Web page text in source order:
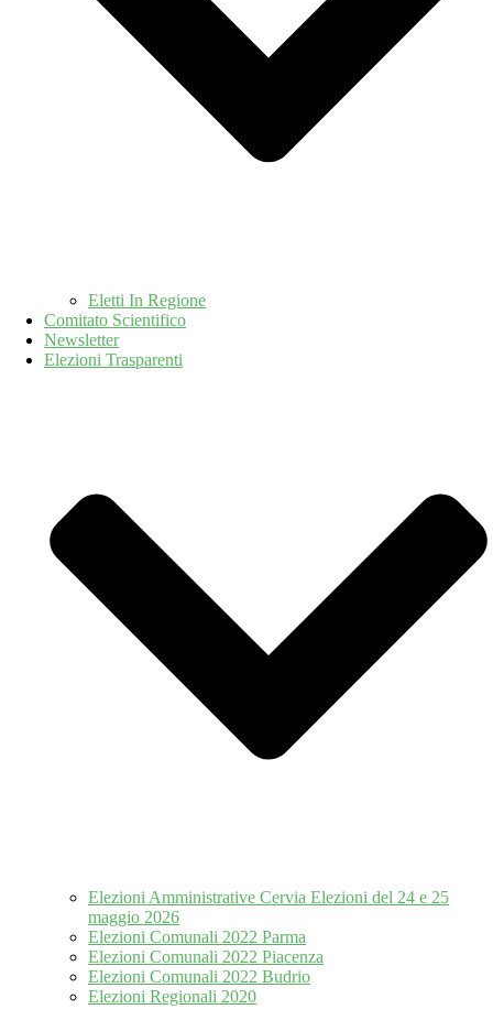
Eletti In Regione
Comitato Scientifico
Newsletter
Elezioni Trasparenti
Elezioni Amministrative Cervia Elezioni del 24 e 25
maggio 2026
Elezioni Comunali 2022 Parma
Elezioni Comunali 2022 Piacenza
Elezioni Comunali 2022 Budrio
Elezioni Regionali 2020